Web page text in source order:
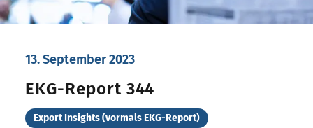
13. September 2023
EKG-Report 344
Export Insights (vormals EKG-Report)